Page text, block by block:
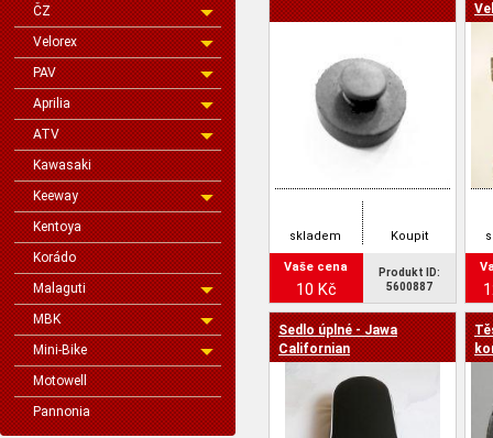
ČZ
Velorex
PAV
Aprilia
ATV
Kawasaki
Keeway
Kentoya
Korádo
Malaguti
MBK
Mini-Bike
Motowell
Pannonia
skladem Koupit
Vaše cena
10 Kč
Produkt ID:
5600887
Sedlo úplné - Jawa
Californian